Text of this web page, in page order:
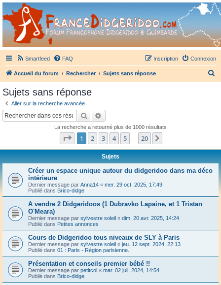
France Didgeridoo
Didgeridoo et Guimbarde sur France Didgeridoo - retrouvez la communauté.
Smartfeed FAQ Connexion
Inscription
Accueil du forum Rechercher Sujets sans réponse
Sujets sans réponse
Aller sur la recherche avancée
Rechercher
La recherche a retourné plus de 1000 résultats
Page 1sur20
1 2 3 4 5 20
Sujets
Créer un espace unique autour du didgeridoo dans ma déco
intérieure
Dernier message par Anna14 « mer. 29 oct. 2025, 17:49
Publié dans Brico-didge
A vendre 2 Didgeridoos (1 Dubravko Lapaine, et 1 Tristan
O'Meara)
Dernier message par sylvestre soleil « dim. 20 avr. 2025, 14:24
Publié dans Petites annonces
Cours de Didgeridoo tous niveaux de SLY à Paris
Dernier message par sylvestre soleil « jeu. 12 sept. 2024, 22:13
Publié dans 01 : Paris - Région parisienne.
Présentation et conseils premier bébé !!
Dernier message par petitcol « mar. 02 juil. 2024, 14:54
Publié dans Brico-didge